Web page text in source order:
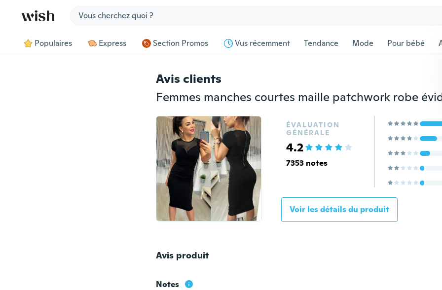
Populaires Express Section Promos Vus récemment Tendance Mode Pour bébé
Avis clients
ÉVALUATION
GÉNÉRALE
4.2
7353 notes
Voir les détails du produit
Avis produit
Notes